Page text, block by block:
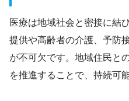
医療は地域社会と密接に結
提供や高齢者の介護、予防
が不可欠です。地域住民と
を推進することで、持続可